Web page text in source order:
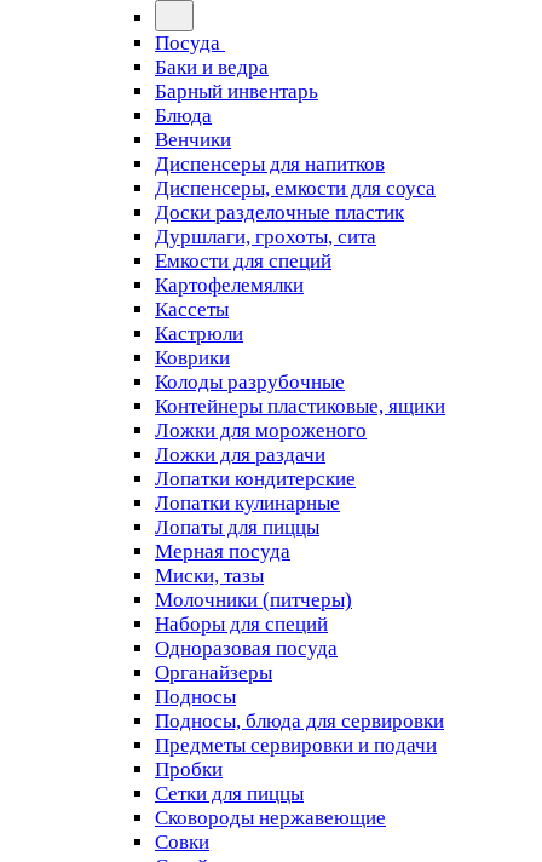
Посуда
Баки и ведра
Барный инвентарь
Блюда
Венчики
Диспенсеры для напитков
Диспенсеры, емкости для соуса
Доски разделочные пластик
Дуршлаги, грохоты, сита
Емкости для специй
Картофелемялки
Кассеты
Кастрюли
Коврики
Колоды разрубочные
Контейнеры пластиковые, ящики
Ложки для мороженого
Ложки для раздачи
Лопатки кондитерские
Лопатки кулинарные
Лопаты для пиццы
Мерная посуда
Миски, тазы
Молочники (питчеры)
Наборы для специй
Одноразовая посуда
Органайзеры
Подносы
Подносы, блюда для сервировки
Предметы сервировки и подачи
Пробки
Сетки для пиццы
Сковороды нержавеющие
Совки